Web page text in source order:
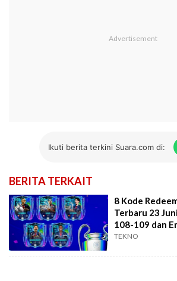
Ikuti berita terkini Suara.com di:
BERITA TERKAIT
8 Kode
Terbaru 23
108-109 dan
TEKNO